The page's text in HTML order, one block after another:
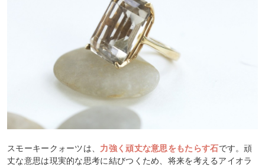
スモーキークォーツは、 力強く頑丈な意思をもたらす石です。頑
丈な意思は現実的な思考に結びつくため、将来を考えるアイオラ